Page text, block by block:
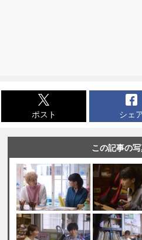
ポスト シェ
この記事の